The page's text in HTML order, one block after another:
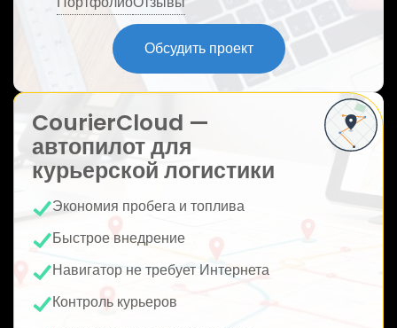
Обсудить проект
CourierCloud —
автопилот для
курьерской логистики
Экономия пробега и топлива
Быстрое внедрение
Навигатор не требует Интернета
Контроль курьеров